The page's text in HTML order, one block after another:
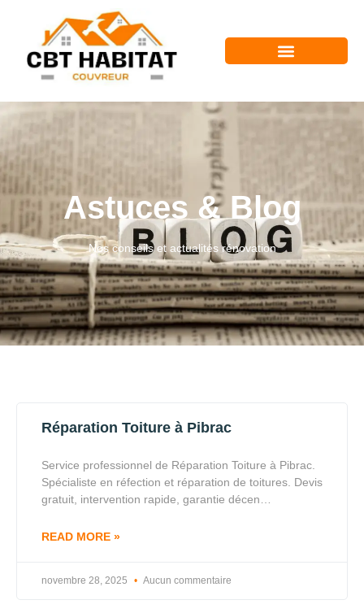
Astuces & Blog
Nos conseils et actualités rénovation
Réparation Toiture à Pibrac
Service professionnel de Réparation Toiture à Pibrac.
Spécialiste en réfection et réparation de toitures. Devis
gratuit, intervention rapide, garantie décen…
READ MORE »
novembre 28, 2025 Aucun commentaire